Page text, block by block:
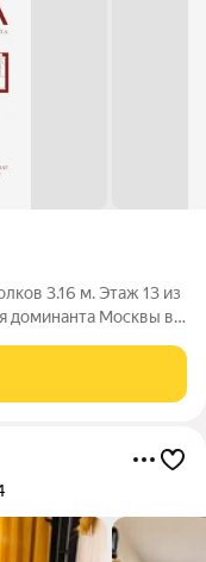
3.16 м. Этаж 13 из
доминанта Москвы в
Рядом